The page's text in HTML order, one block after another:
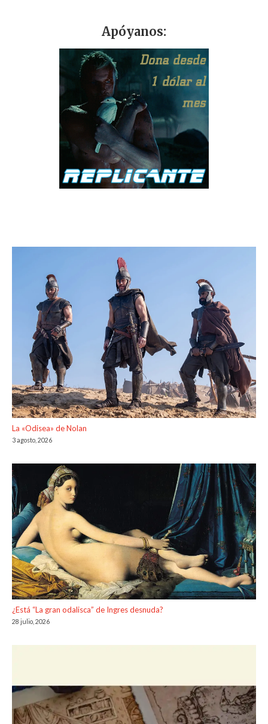
Apóyanos:
La «Odisea» de Nolan
3 agosto, 2026
¿Está “La gran odalisca” de Ingres desnuda?
28 julio, 2026